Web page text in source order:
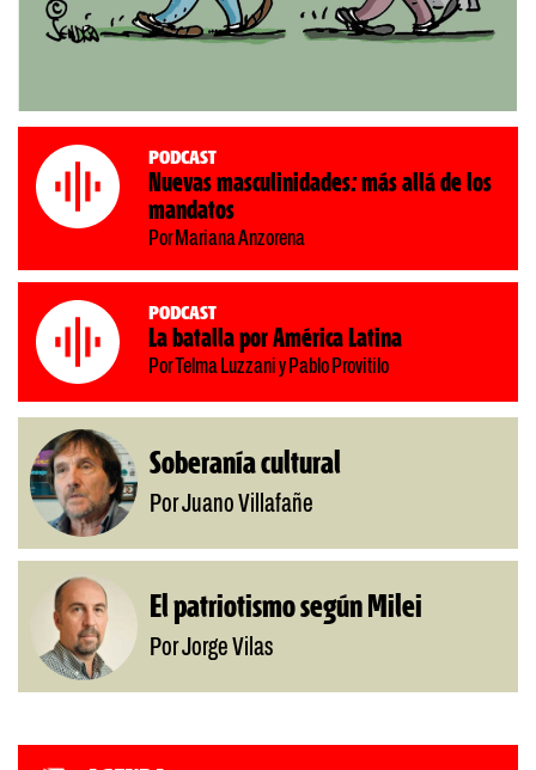
Podcast
Nuevas masculinidades: más allá de los
mandatos
Por Mariana Anzorena
Podcast
La batalla por América Latina
Por Telma Luzzani y Pablo Provitilo
Soberanía cultural
Por Juano Villafañe
El patriotismo según Milei
Por Jorge Vilas